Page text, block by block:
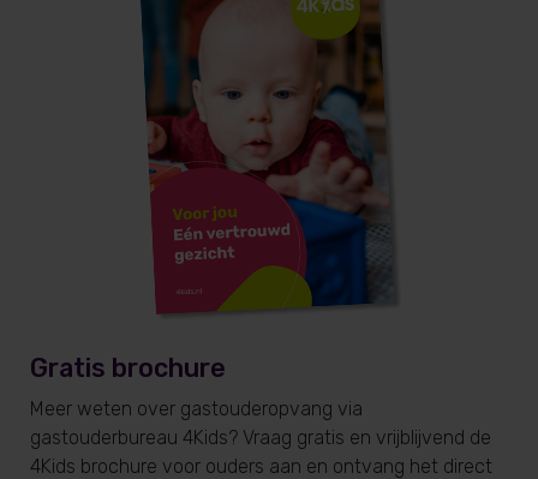
Gratis brochure
Meer weten over gastouderopvang via
gastouderbureau 4Kids? Vraag gratis en vrijblijvend de
4Kids brochure voor ouders aan en ontvang het direct